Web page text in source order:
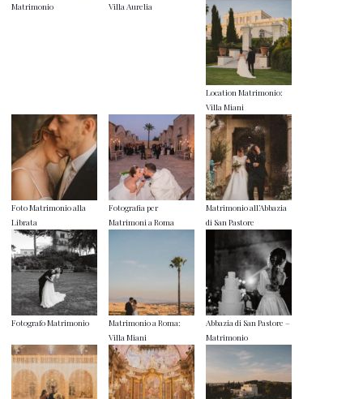
Matrimonio
Villa Aurelia
Location Matrimonio:
Villa Miani
Foto Matrimonio alla
Librata
Fotografia per
Matrimoni a Roma
Matrimonio all’Abbazia
di San Pastore
Fotografo Matrimonio
Matrimonio a Roma:
Villa Miani
Abbazia di San Pastore –
Matrimonio